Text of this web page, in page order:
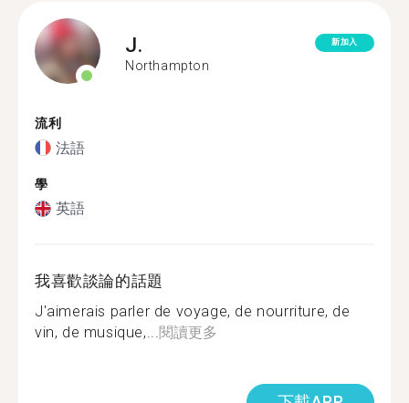
J.
Northampton
新加入
流利
法語
學
英語
我喜歡談論的話題
J'aimerais parler de voyage, de nourriture, de
vin, de musique,...閱讀更多